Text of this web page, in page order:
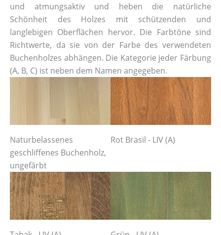
und atmungsaktiv und heben die natürliche
Schönheit des Holzes mit schützenden und
langlebigen Oberflächen hervor. Die Farbtöne sind
Richtwerte, da sie von der Farbe des verwendeten
Buchenholzes abhängen. Die Kategorie jeder Färbung
(A, B, C) ist neben dem Namen angegeben.
Naturbelassenes
geschliffenes Buchenholz,
ungefärbt
Rot Brasil - LIV (A)